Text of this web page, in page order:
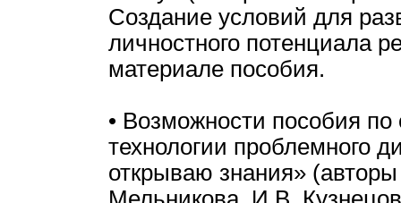
Создание условий для
личностного потенциала
материале пособия.
• Возможности пособия
технологии проблемного
открываю знания»